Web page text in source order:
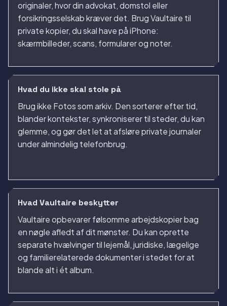
originaler, hvor din advokat, domstol eller
forsikringsselskab kræver det. Brug Vaultaire til
private kopier, du skal have på iPhone:
skærmbilleder, scans, formularer og noter.
Hvad du ikke skal stole på
Brug ikke Fotos som arkiv. Den sorterer efter tid,
blander kontekster, synkroniserer til steder, du kan
glemme, og gør det let at afsløre private journaler
under almindelig telefonbrug.
Hvad Vaultaire beskytter
Vaultaire opbevarer følsomme arbejdskopier bag
en nøgle afledt af dit mønster. Du kan oprette
separate hvælvinger til lejemål, juridiske, lægelige
og familierelaterede dokumenter i stedet for at
blande alt i ét album.